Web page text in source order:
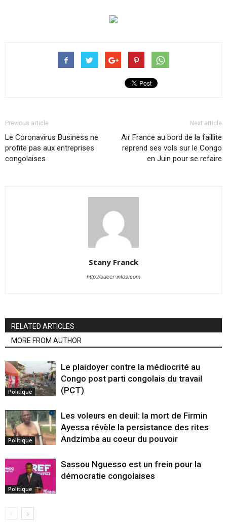
Previous article
Le Coronavirus Business ne
profite pas aux entreprises
congolaises
Next article
Air France au bord de la faillite
reprend ses vols sur le Congo
en Juin pour se refaire
Stany Franck
http://sacer-infos.com
RELATED ARTICLES
MORE FROM AUTHOR
Politique
Le plaidoyer contre la médiocrité au
Congo post parti congolais du travail
(PCT)
Politique
Les voleurs en deuil: la mort de Firmin
Ayessa révèle la persistance des rites
Andzimba au coeur du pouvoir
Politique
Sassou Nguesso est un frein pour la
démocratie congolaises